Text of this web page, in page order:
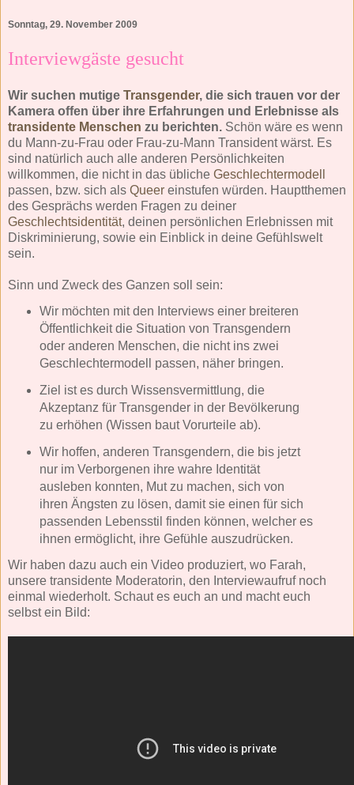
Sonntag, 29. November 2009
Interviewgäste gesucht
Wir suchen mutige Transgender, die sich trauen vor der
Kamera offen über ihre Erfahrungen und Erlebnisse als
transidente Menschen zu berichten. Schön wäre es wenn
du Mann-zu-Frau oder Frau-zu-Mann Transident wärst. Es
sind natürlich auch alle anderen Persönlichkeiten
willkommen, die nicht in das übliche Geschlechtermodell
passen, bzw. sich als Queer einstufen würden. Hauptthemen
des Gesprächs werden Fragen zu deiner
Geschlechtsidentität, deinen persönlichen Erlebnissen mit
Diskriminierung, sowie ein Einblick in deine Gefühlswelt
sein.
Sinn und Zweck des Ganzen soll sein:
Wir möchten mit den Interviews einer breiteren
Öffentlichkeit die Situation von Transgendern
oder anderen Menschen, die nicht ins zwei
Geschlechtermodell passen, näher bringen.
Ziel ist es durch Wissensvermittlung, die
Akzeptanz für Transgender in der Bevölkerung
zu erhöhen (Wissen baut Vorurteile ab).
Wir hoffen, anderen Transgendern, die bis jetzt
nur im Verborgenen ihre wahre Identität
ausleben konnten, Mut zu machen, sich von
ihren Ängsten zu lösen, damit sie einen für sich
passenden Lebensstil finden können, welcher es
ihnen ermöglicht, ihre Gefühle auszudrücken.
Wir haben dazu auch ein Video produziert, wo Farah,
unsere transidente Moderatorin, den Interviewaufruf noch
einmal wiederholt. Schaut es euch an und macht euch
selbst ein Bild: